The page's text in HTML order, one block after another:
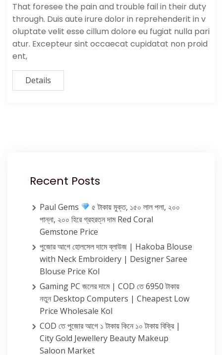
That foresee the pain and trouble fail in their duty
through. Duis aute irure dolor in reprehenderit in v
oluptate velit esse cillum dolore eu fugiat nulla pari
atur. Excepteur sint occaecat cupidatat non proid
ent,
Details
Recent Posts
Paul Gems
৫ টাকায় মুক্ত, ১৫০ লাল পলা, ২০০
পান্না, ২০০ হিরে গ্রহরত্ন দাম Red Coral
Gemstone Price
পুজোর আগে হোলসেল দামে ব্লাউজ | Hakoba Blouse
with Neck Embroidery | Designer Saree
Blouse Price Kol
Gaming PC জলের দামে | COD তে 6950 টাকায়
নতুন Desktop Computers | Cheapest Low
Price Wholesale Kol
COD তে পুজোর আগে ১ টাকায় কিনে ১০ টাকায় বিক্রি |
City Gold Jewellery Beauty Makeup
Saloon Market